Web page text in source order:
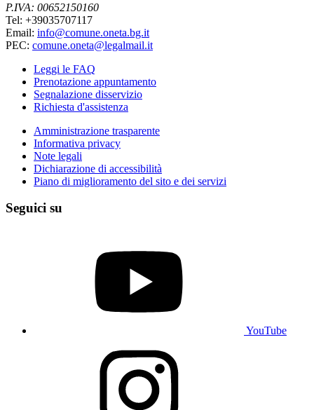
P.IVA: 00652150160
Tel: +39035707117
Email: info@comune.oneta.bg.it
PEC: comune.oneta@legalmail.it
Leggi le FAQ
Prenotazione appuntamento
Segnalazione disservizio
Richiesta d'assistenza
Amministrazione trasparente
Informativa privacy
Note legali
Dichiarazione di accessibilità
Piano di miglioramento del sito e dei servizi
Seguici su
YouTube